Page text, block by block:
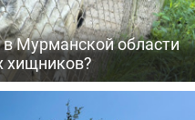
в Мурманской области
хищников?